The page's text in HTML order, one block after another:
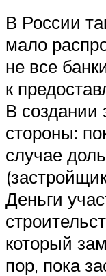
В России
мало
не все
к
В создании
стороны:
случае
Деньги
который
пор, пока